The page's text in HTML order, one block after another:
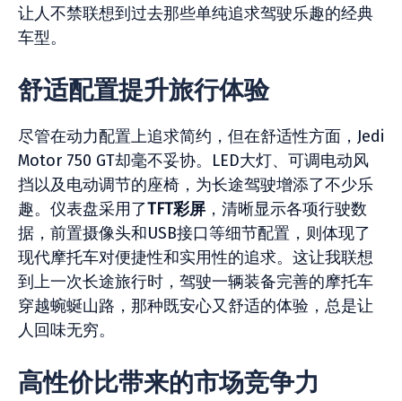
让人不禁联想到过去那些单纯追求驾驶乐趣的经典
车型。
舒适配置提升旅行体验
尽管在动力配置上追求简约，但在舒适性方面，Jedi
Motor 750 GT却毫不妥协。LED大灯、可调电动风
挡以及电动调节的座椅，为长途驾驶增添了不少乐
趣。仪表盘采用了TFT彩屏 ，清晰显示各项行驶数
据，前置摄像头和USB接口等细节配置，则体现了
现代摩托车对便捷性和实用性的追求。这让我联想
到上一次长途旅行时，驾驶一辆装备完善的摩托车
穿越蜿蜒山路，那种既安心又舒适的体验，总是让
人回味无穷。
高性价比带来的市场竞争力